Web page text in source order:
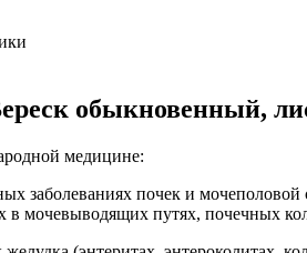
обыкновенный,
медицине:
заболеваниях почек и
в мочевыводящих путях, почечных